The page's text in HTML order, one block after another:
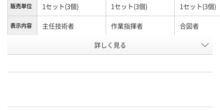
販売単位 1セット(3個) 1セット(3個) 1セット(3個)
表示内容 主任技術者 作業指揮者 合図者
U623618 U623621
詳しく見る